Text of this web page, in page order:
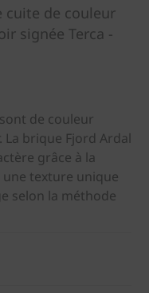
cuite de couleur
signée Terca -
de couleur
La brique Fjord Ardal
grâce à la
texture unique
selon la méthode